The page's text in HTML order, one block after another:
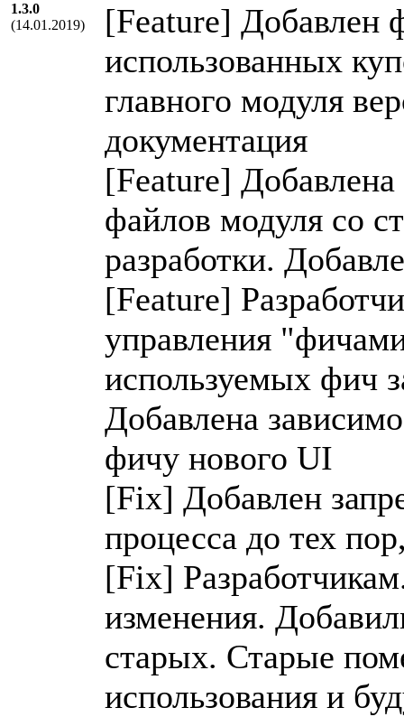
1.3.0
(14.01.2019)
[Feature] Добавлен
использованных
главного модуля
документация
[Feature]
файлов модуля со
разработки.
[Feature]
управления
используемых фич
Добавлена
фичу нового UI
[Fix] Добавлен
процесса до тех
[Fix]
изменения.
старых. Старые
использования и